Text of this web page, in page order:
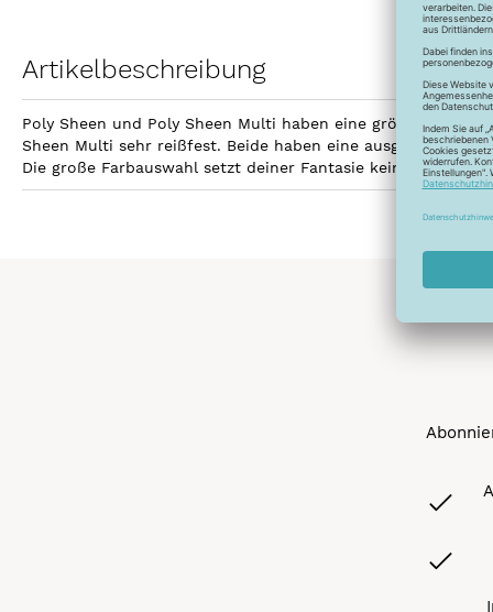
Artikelbeschreibung
Poly Sheen und Poly Sheen Multi haben eine größere
Sheen Multi sehr reißfest. Beide haben eine
Die große Farbauswahl setzt deiner Fantasie keine Grenzen